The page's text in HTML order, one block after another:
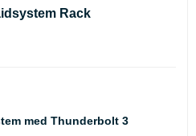
Rack
med Thunderbolt 3